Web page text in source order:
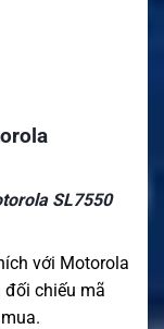
SL7550
với Motorola
đối chiếu mã